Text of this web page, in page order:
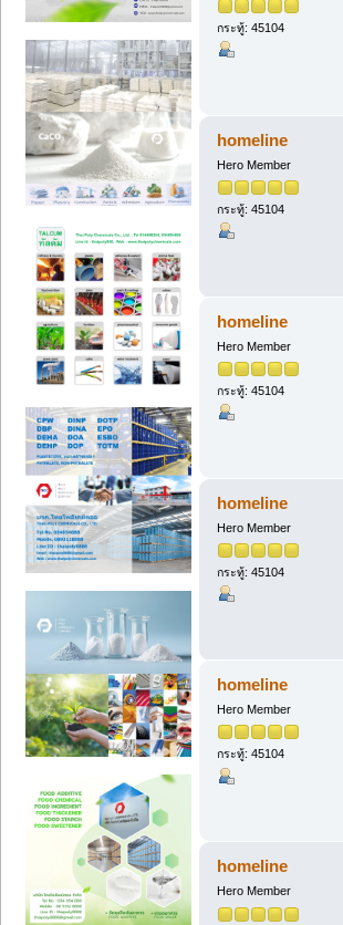
กระทู้: 45104
homeline
Hero Member
กระทู้: 45104
homeline
Hero Member
กระทู้: 45104
homeline
Hero Member
กระทู้: 45104
homeline
Hero Member
กระทู้: 45104
homeline
Hero Member